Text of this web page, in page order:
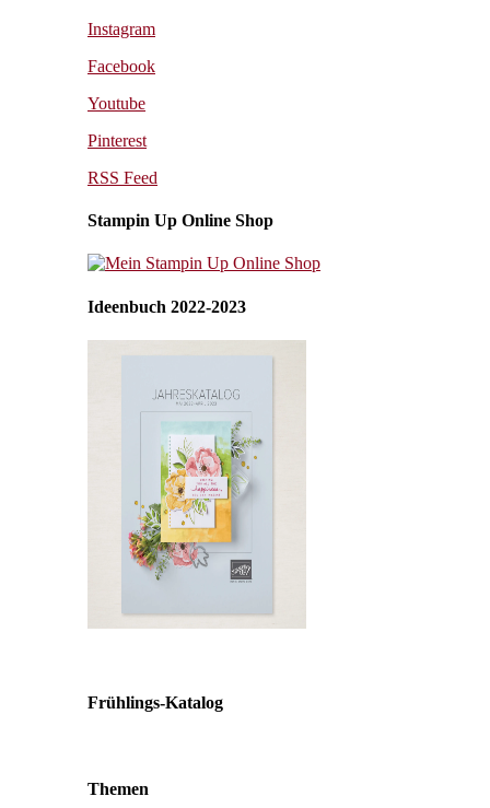
Instagram
Facebook
Youtube
Pinterest
RSS Feed
Stampin Up Online Shop
Ideenbuch 2022-2023
Frühlings-Katalog
Themen